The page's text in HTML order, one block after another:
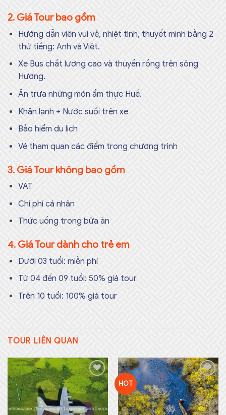
2. Giá Tour bao gồm
Hướng dẫn viên vui vẻ, nhiệt tình, thuyết minh bằng 2
thứ tiếng: Anh và Việt.
Xe Bus chất lượng cao và thuyền rồng trên sông
Hương.
Ăn trưa những món ẩm thực Huế.
Khăn lạnh + Nước suối trên xe
Bảo hiểm du lịch
Vé tham quan các điểm trong chương trình
3. Giá Tour không bao gồm
VAT
Chi phí cá nhân
Thức uống trong bữa ăn
4. Giá Tour dành cho trẻ em
Dưới 03 tuổi: miễn phí
Từ 04 đến 09 tuổi: 50% giá tour
Trên 10 tuổi: 100% giá tour
TOUR LIÊN QUAN
Add to
wishlist
HOT
Add to
wishlist